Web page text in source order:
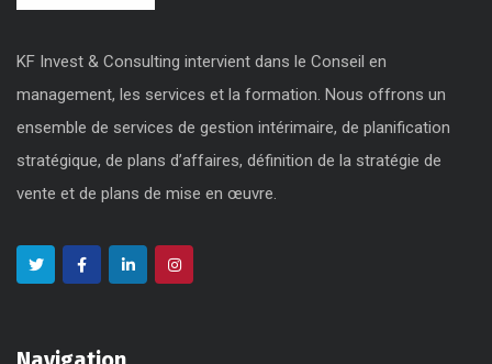
KF Invest & Consulting intervient dans le Conseil en
management, les services et la formation. Nous offrons un
ensemble de services de gestion intérimaire, de planification
stratégique, de plans d’affaires, définition de la stratégie de
vente et de plans de mise en œuvre.